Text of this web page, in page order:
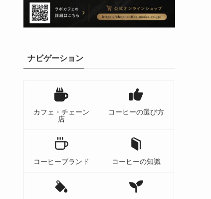
ナビゲーション
カフェ・チェーン
店
コーヒーの選び方
コーヒーブランド コーヒーの知識